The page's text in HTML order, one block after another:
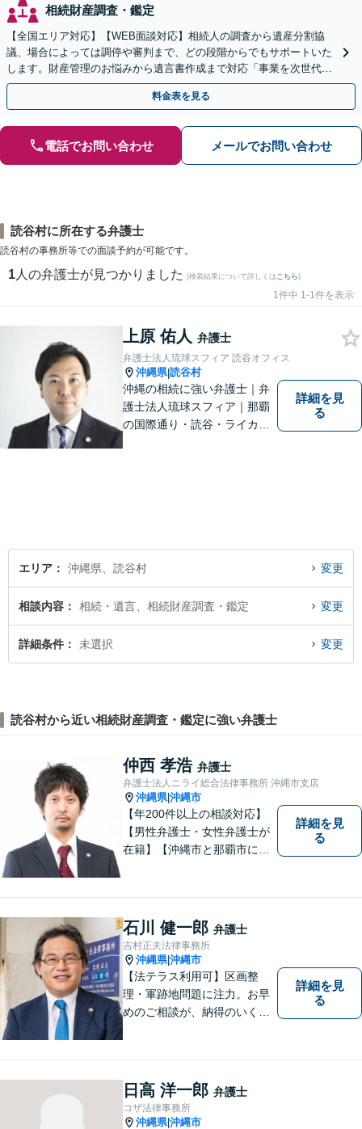
相続財産調査・鑑定
【全国エリア対応】【WEB面談対応】相続人の調査から遺産分割協
議、場合によっては調停や審判まで、どの段階からでもサポートいた
します。財産管理のお悩みから遺言書作成まで対応「事業を次世代に
引き継ぐ安心の事業承継をサポート」【完全個室相談】
料金表を見る
電話でお問い合わせ メールでお問い合わせ
読谷村に所在する弁護士
読谷村の事務所等での面談予約が可能です。
1 人の弁護士が見つかりました (検索結果について詳しくは こちら)
1件中 1-1件を表示
上原 佑人 弁護士
弁護士法人琉球スフィア 読谷オフィス
沖縄県|読谷村
沖縄の相続に強い弁護士｜弁
護士法人琉球スフィア｜那覇
の国際通り・読谷・ライカム
詳細を見
る
エリア 沖縄県、読谷村 変更
相談内容 相続・遺言、相続財産調査・鑑定 変更
詳細条件 未選択 変更
読谷村から近い相続財産調査・鑑定に強い弁護士
仲西 孝浩 弁護士
弁護士法人ニライ総合法律事務所 沖縄市支店
沖縄県|沖縄市
【年200件以上の相談対応】
【男性弁護士・女性弁護士が
在籍】【沖縄市と那覇市に事
業法務など幅広く対応しま
す。「沖縄ならではの習慣」
を熟知した弁護士が多数在
籍。
詳細を見
る
石川 健一郎 弁護士
吉村正夫法律事務所
沖縄県|沖縄市
【法テラス利用可】区画整
理・軍跡地問題に注力。お早
めのご相談が、納得のいく解
まう前にご連絡を。あなたの
代理人として全力でサポート
します【分割払い可】【休日
夜間対応】【駐車場あり】
詳細を見
る
日高 洋一郎 弁護士
コザ法律事務所
沖縄県|沖縄市